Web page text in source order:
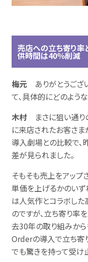
売店への立ち寄り率
供時間は40％削減
梅元 ありがとうござ
て、具体的にどのよう
木村 まさに狙い通り
に来店されたお客さ
導入劇場との比較で
差が見られました。
そもそも売上をアップ
単価を上げるかのいず
は人気作とコラボし
のですが、立ち寄り率
去30年の取り組みから
Orderの導入で立ち寄
でも驚きを持って受け